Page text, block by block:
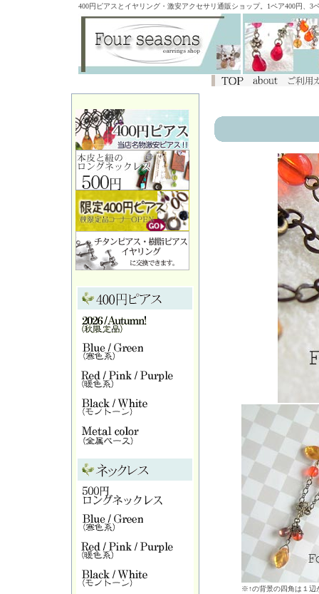
400円ピアスとイヤリング・激安アクセサリ通販ショップ。1ペア400円、
※↑の背景の四角は１辺